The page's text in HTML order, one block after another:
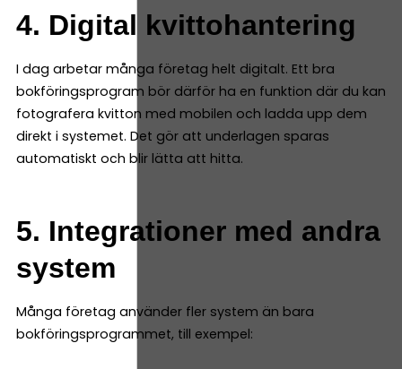
4. Digital kvittohantering
I dag arbetar många företag helt digitalt. Ett bra
bokföringsprogram bör därför ha en funktion där du kan
fotografera kvitton med mobilen och ladda upp dem
direkt i systemet. Det gör att underlagen sparas
automatiskt och blir lätta att hitta.
5. Integrationer med andra
system
Många företag använder fler system än bara
bokföringsprogrammet, till exempel: